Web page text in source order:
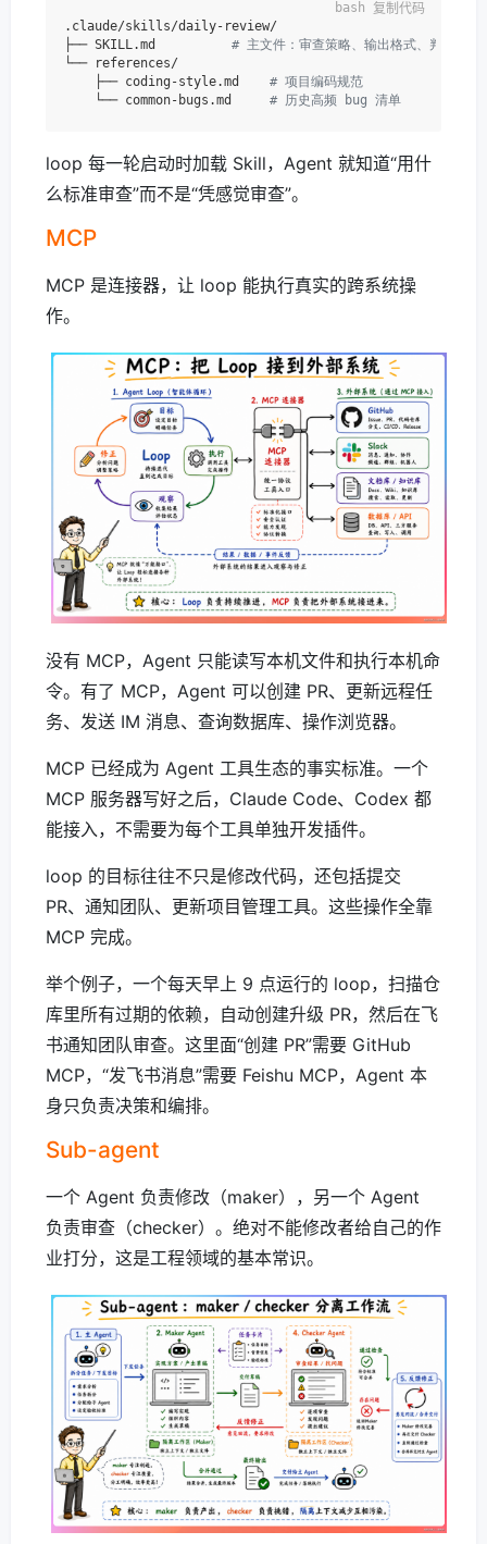
.claude/skills/daily-review/
├── SKILL.md # 主文件：审查策略、输出格式、判断标准
└── references/
    ├── coding-style.md
# 项目编码规范
    └── common-bugs.md
# 历史高频 bug 清单
复制代码
loop 每一轮启动时加载 Skill，Agent 就知道“用什
么标准审查”而不是“凭感觉审查”。
MCP
MCP 是连接器，让 loop 能执行真实的跨系统操
作。
没有 MCP，Agent 只能读写本机文件和执行本机命
令。有了 MCP，Agent 可以创建 PR、更新远程任
务、发送 IM 消息、查询数据库、操作浏览器。
MCP 已经成为 Agent 工具生态的事实标准。一个
MCP 服务器写好之后，Claude Code、Codex 都
能接入，不需要为每个工具单独开发插件。
loop 的目标往往不只是修改代码，还包括提交
PR、通知团队、更新项目管理工具。这些操作全靠
MCP 完成。
举个例子，一个每天早上 9 点运行的 loop，扫描仓
库里所有过期的依赖，自动创建升级 PR，然后在飞
书通知团队审查。这里面“创建 PR”需要 GitHub
MCP，“发飞书消息”需要 Feishu MCP，Agent 本
身只负责决策和编排。
Sub-agent
一个 Agent 负责修改（maker），另一个 Agent
负责审查（checker）。绝对不能修改者给自己的作
业打分，这是工程领域的基本常识。